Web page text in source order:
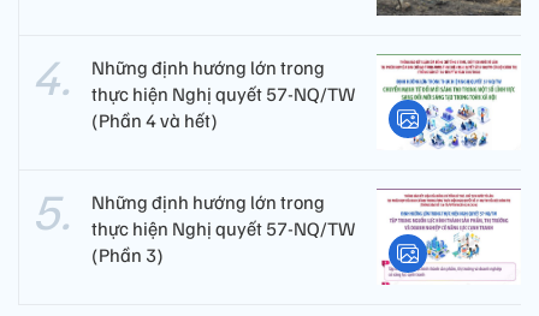
Những định hướng lớn trong
thực hiện Nghị quyết 57-NQ/TW
(Phần 4 và hết)
Những định hướng lớn trong
thực hiện Nghị quyết 57-NQ/TW
(Phần 3)